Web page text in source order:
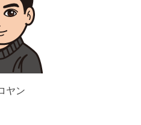
ヤン